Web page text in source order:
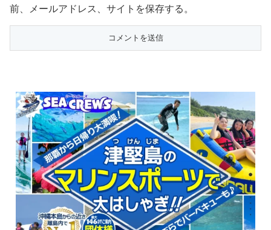
前、メールアドレス、サイトを保存する。